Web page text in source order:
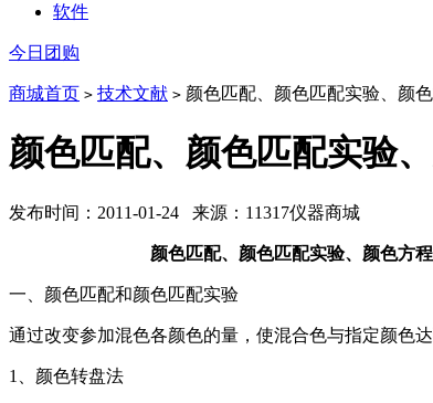
软件
今日团购
商城首页 > 技术文献 > 颜色匹配、颜色匹配实验、颜
颜色匹配、颜色匹配实验
发布时间：2011-01-24 来源：11317仪器商城
颜色匹配、颜色匹配实验、颜色方程式以
一、颜色匹配和颜色匹配实验
通过改变参加混色各颜色的量，使混合色与指定颜色
1、颜色转盘法